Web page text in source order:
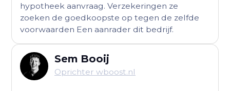
hypotheek aanvraag. Verzekeringen ze
zoeken de goedkoopste op tegen de zelfde
voorwaarden Een aanrader dit bedrijf.
Sem Booij
Oprichter wboost.nl